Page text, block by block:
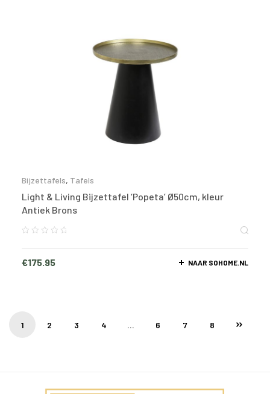
Bijzettafels, Tafels
Light & Living Bijzettafel ‘Popeta’ Ø50cm, kleur
Antiek Brons
€175.95 NAAR SOHOME.NL
1 2 3 4 … 6 7 8